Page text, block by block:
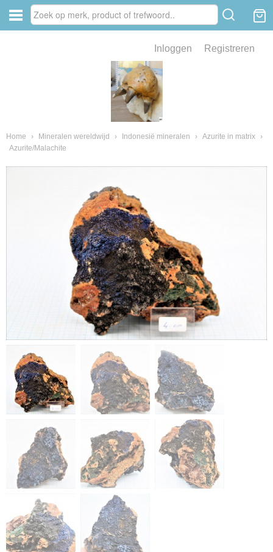
Inloggen Registreren
Home › Mineralen wereldwijd › Indonesië mineralen › Azurite in matrix
›
Azurite/Malachite
van fossielen en mineralen